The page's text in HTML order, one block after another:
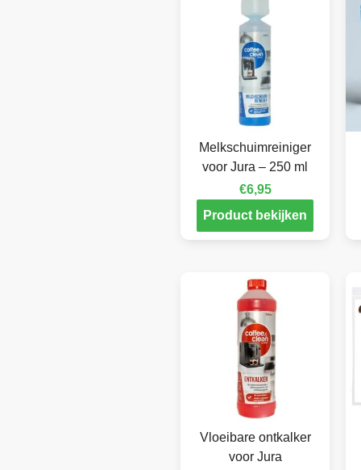
Melkschuimreiniger
voor Jura – 250 ml
€6,95
Product bekijken
Vloeibare ontkalker
voor Jura